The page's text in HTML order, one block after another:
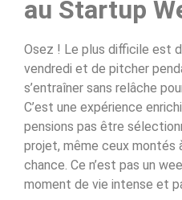
au Startup
Osez ! Le plus difficile est
vendredi et de pitcher
s’entraîner sans relâche
C’est une expérience
pensions pas être
projet, même ceux montés
chance. Ce n’est pas un
moment de vie intense et